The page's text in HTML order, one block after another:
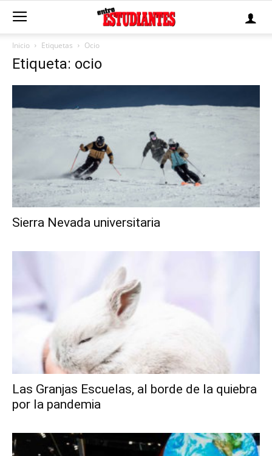
Inicio Etiquetas Ocio
Etiqueta: ocio
Sierra Nevada universitaria
Las Granjas Escuelas, al borde de la quiebra
por la pandemia